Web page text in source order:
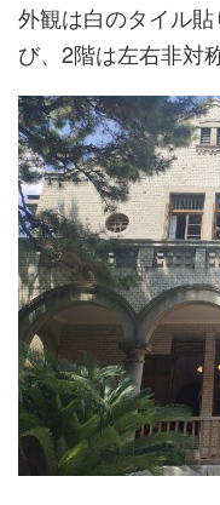
外観は白のタイル
び、2階は左右非対